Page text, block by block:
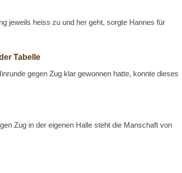
jeweils heiss zu und her geht, sorgte Hannes für
Tabelle
gegen Zug klar gewonnen hatte, konnte dieses
Zug in der eigenen Halle steht die Manschaft von